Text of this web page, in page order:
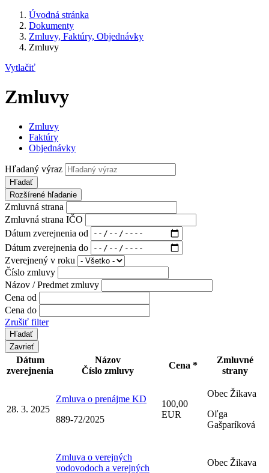
Úvodná stránka
Dokumenty
Zmluvy, Faktúry, Objednávky
Zmluvy
Vytlačiť
Zmluvy
Zmluvy
Faktúry
Objednávky
Hľadaný výraz
Hľadať
Rozšírené hľadanie
Zmluvná strana
Zmluvná strana IČO
Dátum zverejnenia od
Dátum zverejnenia do
Zverejnený v roku
Číslo zmluvy
Názov / Predmet zmluvy
Cena od
Cena do
Zrušiť filter
Zavrieť
Dátum
zverejnenia
Názov
Číslo zmluvy
Cena *
Zmluvné
strany
28. 3. 2025
Zmluva o prenájme KD
889-72/2025
100,00
EUR
Obec Žikava
Oľga
Gašparíková
Zmluva o verejných
vodovodoch a verejných
Obec Žikava